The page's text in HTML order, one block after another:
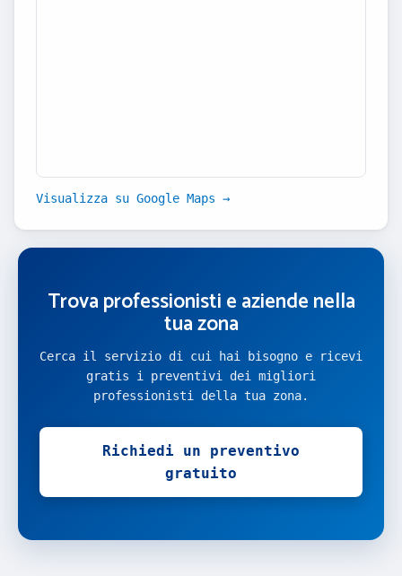
Visualizza su Google Maps →
Trova professionisti e aziende nella
tua zona
Cerca il servizio di cui hai bisogno e ricevi
gratis i preventivi dei migliori
professionisti della tua zona.
Richiedi un preventivo
gratuito